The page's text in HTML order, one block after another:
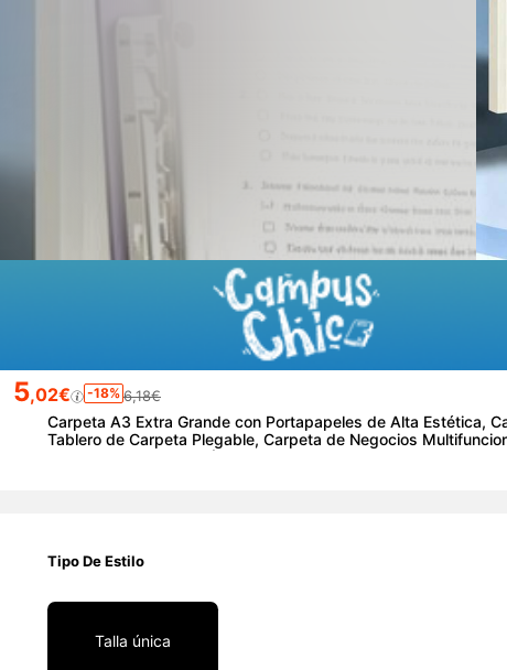
5,02€ -18% 6,18€
Carpeta A3 Extra Grande con Portapapeles de Alta Estética,
Tablero de Carpeta Plegable, Carpeta de Negocios
a el Regreso a Clases (Incluye Pegatinas)
Tipo De Estilo
Talla única